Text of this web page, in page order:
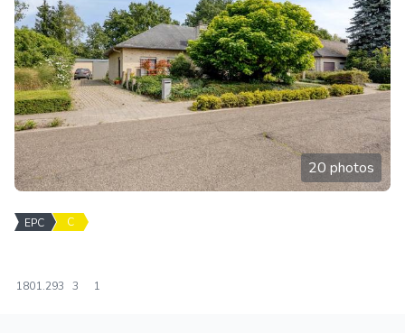
20 photos
EPC C
1801.293 3 1